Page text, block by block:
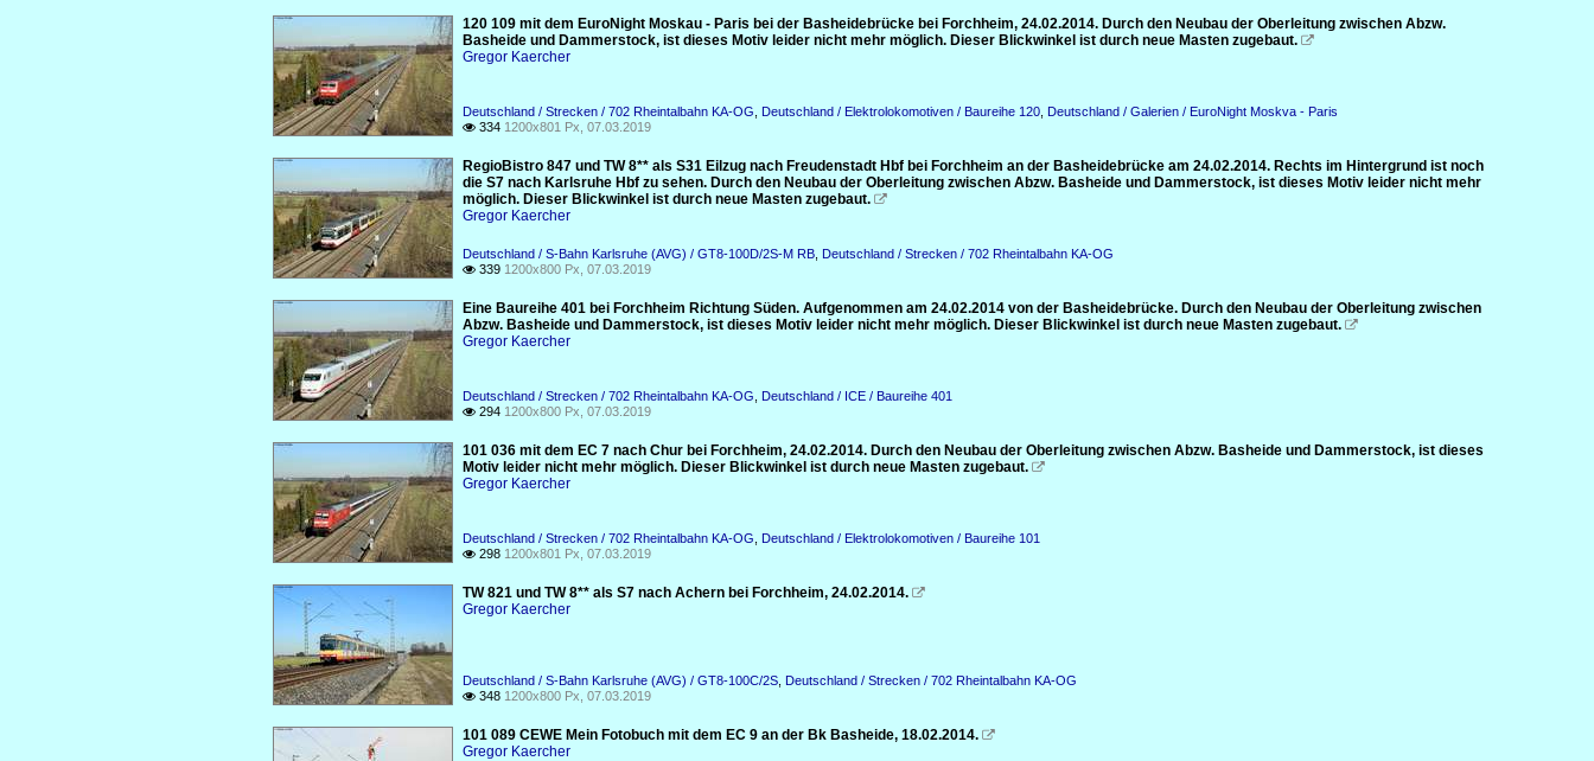
120 109 mit dem EuroNight Moskau - Paris bei der Basheidebrücke bei Forchheim, 24.02.2014. Durch den Neubau der Oberleitung zwischen Abzw.
Basheide und Dammerstock, ist dieses Motiv leider nicht mehr möglich. Dieser Blickwinkel ist durch neue Masten zugebaut. 
Gregor Kaercher
Deutschland / Strecken / 702 Rheintalbahn KA-OG Deutschland / Elektrolokomotiven / Baureihe 120 Deutschland / Galerien / EuroNight Moskva - Paris
 334 1200x801 Px, 07.03.2019
RegioBistro 847 und TW 8** als S31 Eilzug nach Freudenstadt Hbf bei Forchheim an der Basheidebrücke am 24.02.2014. Rechts im Hintergrund ist noch
die S7 nach Karlsruhe Hbf zu sehen. Durch den Neubau der Oberleitung zwischen Abzw. Basheide und Dammerstock, ist dieses Motiv leider nicht mehr
möglich. Dieser Blickwinkel ist durch neue Masten zugebaut. 
Gregor Kaercher
Deutschland / S-Bahn Karlsruhe (AVG) / GT8-100D/2S-M RB Deutschland / Strecken / 702 Rheintalbahn KA-OG
 339 1200x800 Px, 07.03.2019
Eine Baureihe 401 bei Forchheim Richtung Süden. Aufgenommen am 24.02.2014 von der Basheidebrücke. Durch den Neubau der Oberleitung zwischen
Abzw. Basheide und Dammerstock, ist dieses Motiv leider nicht mehr möglich. Dieser Blickwinkel ist durch neue Masten zugebaut. 
Gregor Kaercher
Deutschland / Strecken / 702 Rheintalbahn KA-OG Deutschland / ICE / Baureihe 401
 294 1200x800 Px, 07.03.2019
101 036 mit dem EC 7 nach Chur bei Forchheim, 24.02.2014. Durch den Neubau der Oberleitung zwischen Abzw. Basheide und Dammerstock, ist dieses
Motiv leider nicht mehr möglich. Dieser Blickwinkel ist durch neue Masten zugebaut. 
Gregor Kaercher
Deutschland / Strecken / 702 Rheintalbahn KA-OG Deutschland / Elektrolokomotiven / Baureihe 101
 298 1200x801 Px, 07.03.2019
TW 821 und TW 8** als S7 nach Achern bei Forchheim, 24.02.2014. 
Gregor Kaercher
Deutschland / S-Bahn Karlsruhe (AVG) / GT8-100C/2S Deutschland / Strecken / 702 Rheintalbahn KA-OG
 348 1200x800 Px, 07.03.2019
101 089 CEWE Mein Fotobuch mit dem EC 9 an der Bk Basheide, 18.02.2014. 
Gregor Kaercher